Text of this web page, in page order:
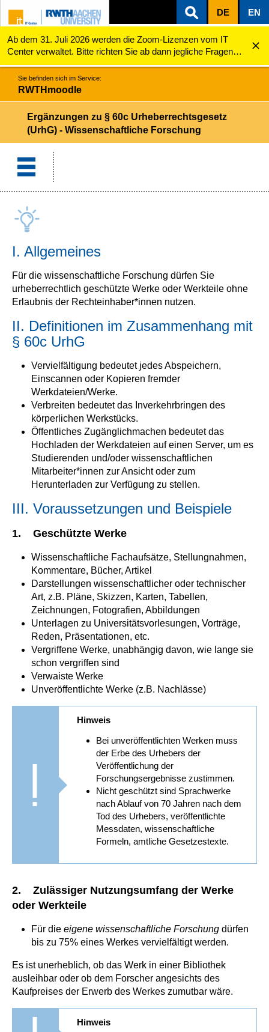
ZUM INHALTSBEREICH
ZUR HAUPTNAVIGATION
ZUR SUCHE
DE EN
Ab dem 31. Juli 2026 werden die Zoom-Lizenzen vom IT
Center verwaltet. Bitte richten Sie ab dann jegliche Fragen
zu den Zoom-Lizenzen (z.B. Probleme mit dem Login) an
servicedesk@itc.rwth-aachen.de.
RWTHmoodle
Sie befinden sich im Service:
RWTHmoodle
Ergänzungen zu § 60c Urheberrechtsgesetz
(UrhG) - Wissenschaftliche Forschung
I. Allgemeines
Für die wissenschaftliche Forschung dürfen Sie
urheberrechtlich geschützte Werke oder Werkteile ohne
Erlaubnis der Rechteinhaber*innen nutzen.
II. Definitionen im Zusammenhang mit
§ 60c UrhG
Vervielfältigung bedeutet jedes Abspeichern,
Einscannen oder Kopieren fremder
Werkdateien/Werke.
Verbreiten bedeutet das Inverkehrbringen des
körperlichen Werkstücks.
Öffentliches Zugänglichmachen bedeutet das
Hochladen der Werkdateien auf einen Server, um es
Studierenden und/oder wissenschaftlichen
Mitarbeiter*innen zur Ansicht oder zum
Herunterladen zur Verfügung zu stellen.
III. Voraussetzungen und Beispiele
1. Geschützte Werke
Wissenschaftliche Fachaufsätze, Stellungnahmen,
Kommentare, Bücher, Artikel
Darstellungen wissenschaftlicher oder technischer
Art, z.B. Pläne, Skizzen, Karten, Tabellen,
Zeichnungen, Fotografien, Abbildungen
Unterlagen zu Universitätsvorlesungen, Vorträge,
Reden, Präsentationen, etc.
Vergriffene Werke, unabhängig davon, wie lange sie
schon vergriffen sind
Verwaiste Werke
Unveröffentlichte Werke (z.B. Nachlässe)
Hinweis
Bei unveröffentlichten Werken muss
der Erbe des Urhebers der
Veröffentlichung der
Forschungsergebnisse zustimmen.
Nicht geschützt sind Sprachwerke
nach Ablauf von 70 Jahren nach dem
Tod des Urhebers, veröffentlichte
Messdaten, wissenschaftliche
Formeln, amtliche Gesetzestexte.
2. Zulässiger Nutzungsumfang der Werke
oder Werkteile
Für die eigene wissenschaftliche Forschung dürfen
bis zu 75% eines Werkes vervielfältigt werden.
Es ist unerheblich, ob das Werk in einer Bibliothek
ausleihbar oder ob dem Forscher angesichts des
Kaufpreises der Erwerb des Werkes zumutbar wäre.
Hinweis